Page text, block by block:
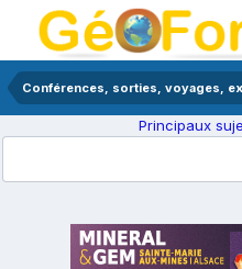
Conférences, sorties, voyages,
Principaux